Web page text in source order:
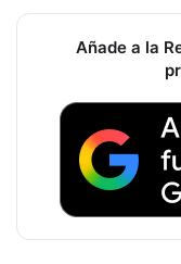
Añade a la